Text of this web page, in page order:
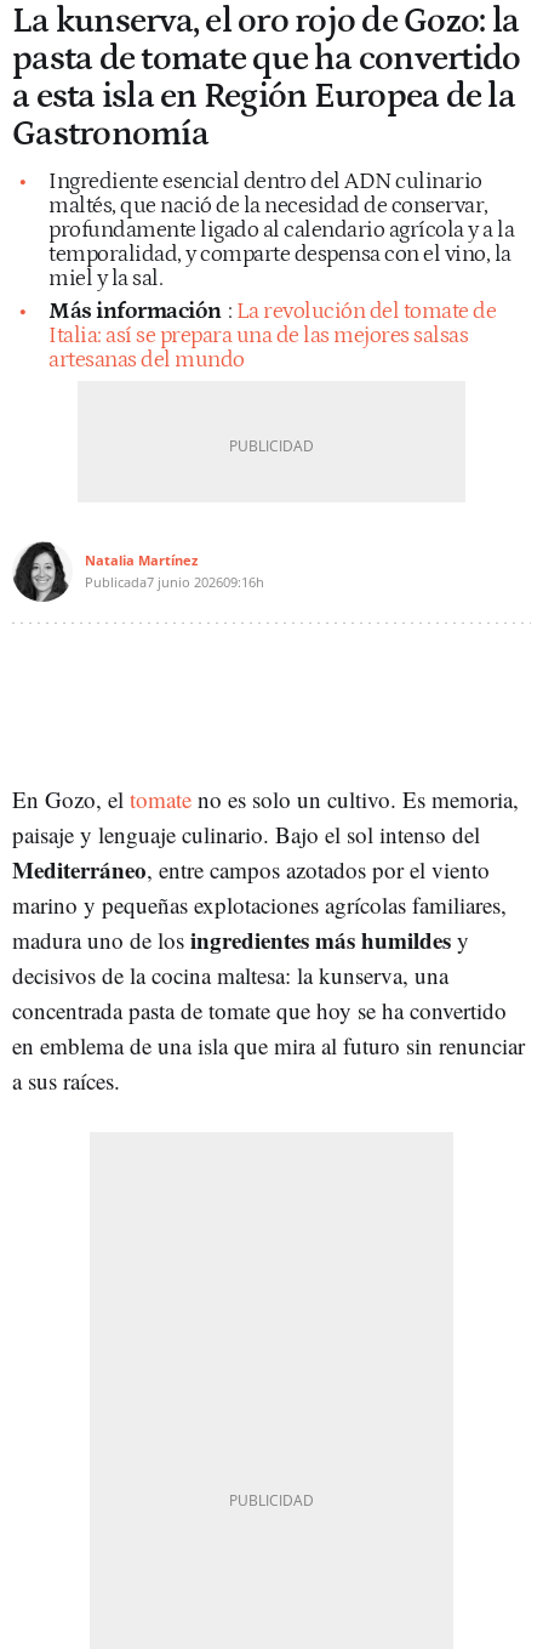
La kunserva, el oro rojo de Gozo: la
pasta de tomate que ha convertido
a esta isla en Región Europea de la
Gastronomía
Ingrediente esencial dentro del ADN culinario
maltés, que nació de la necesidad de conservar,
profundamente ligado al calendario agrícola y a la
temporalidad, y comparte despensa con el vino, la
miel y la sal.
Más información : La revolución del tomate de
Italia: así se prepara una de las mejores salsas
artesanas del mundo
Natalia Martínez
Publicada7 junio 202609:16h
En Gozo, el tomate no es solo un cultivo. Es memoria,
paisaje y lenguaje culinario. Bajo el sol intenso del
Mediterráneo, entre campos azotados por el viento
marino y pequeñas explotaciones agrícolas familiares,
madura uno de los ingredientes más humildes y
decisivos de la cocina maltesa: la kunserva, una
concentrada pasta de tomate que hoy se ha convertido
en emblema de una isla que mira al futuro sin renunciar
a sus raíces.